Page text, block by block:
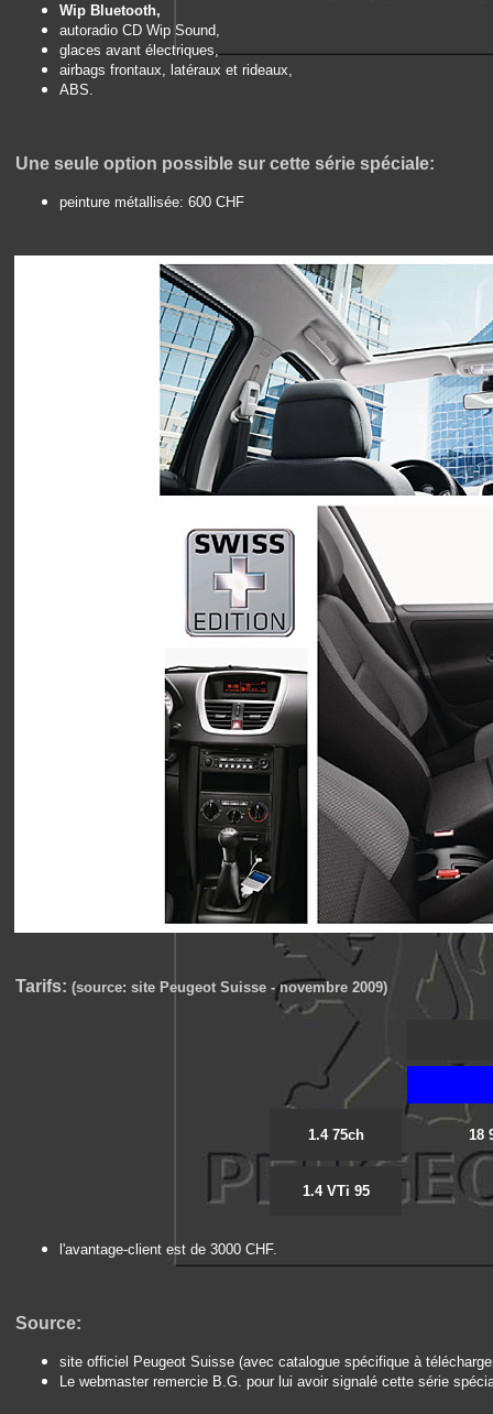
Wip Bluetooth,
autoradio CD Wip Sound,
glaces avant électriques,
airbags frontaux, latéraux et rideaux,
ABS.
Une seule option possible sur cette série spéciale:
peinture métallisée: 600 CHF
Tarifs: (source: site Peugeot Suisse - novembre 2009)
1.4 75ch 18
1.4 VTi 95
l'avantage-client est de 3000 CHF.
Source:
site officiel Peugeot Suisse (avec catalogue spécifique à
Le webmaster remercie B.G. pour lui avoir signalé cette série